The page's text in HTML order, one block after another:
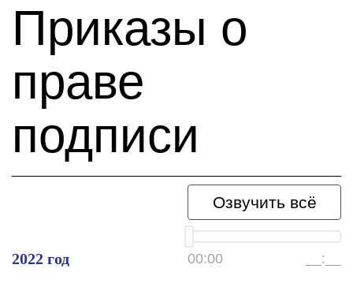
Приказы о
праве
подписи
Озвучить всё
00:00 __:__
2022 год